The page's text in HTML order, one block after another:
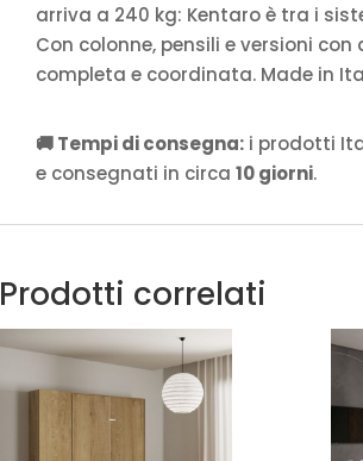
arriva a 240 kg: Kentaro è tra i
Con colonne, pensili e versioni
completa e coordinata. Made in
🚚 Tempi di consegna: i prodotti
e consegnati in circa10 giorni.
Prodotti correlati